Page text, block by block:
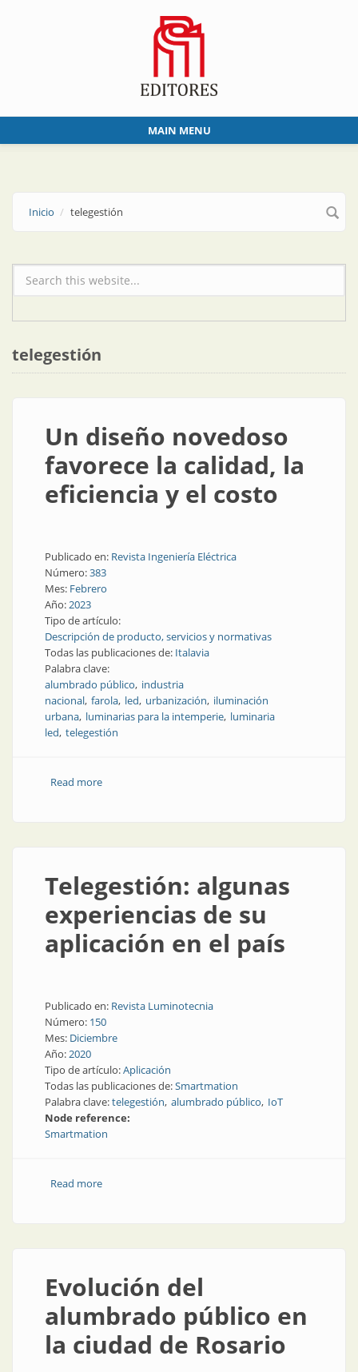
MAIN MENU
Inicio telegestión
Formulario de búsqueda
telegestión
Un diseño novedoso
favorece la calidad, la
eficiencia y el costo
Publicado en: Revista Ingeniería Eléctrica
Número:383
Mes: Febrero
Año:2023
Tipo de artículo:
Descripción de producto, servicios y normativas
Todas las publicaciones de: Italavia
Palabra clave:
alumbrado público industria
nacional farola led urbanización iluminación
urbana luminarias para la intemperie luminaria
led telegestión
Read moreabout Un diseño novedoso favorece la calidad, la
Telegestión: algunas
experiencias de su
aplicación en el país
Publicado en: Revista Luminotecnia
Número: 150
Mes: Diciembre
Año:2020
Tipo de artículo:Aplicación
Todas las publicaciones de:Smartmation
Palabra clave:telegestión alumbrado público IoT
Node reference:
Smartmation
Read moreabout Telegestión: algunas experiencias de su
Evolución del
alumbrado público en
la ciudad de Rosario